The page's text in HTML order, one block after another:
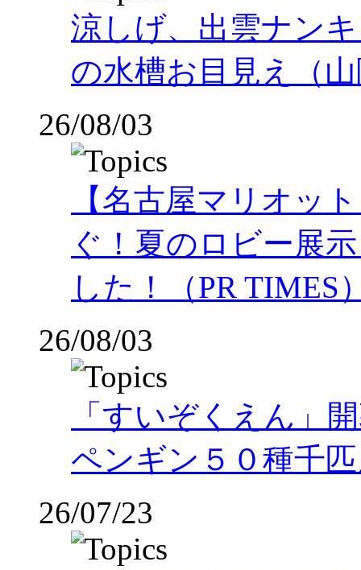
涼しげ、出雲ナン
の水槽お目見え（
26/08/03
【名古屋マリオッ
ぐ！夏のロビー展
した！（PR TIMES
26/08/03
「すいぞくえん」
ペンギン５０種千
26/07/23